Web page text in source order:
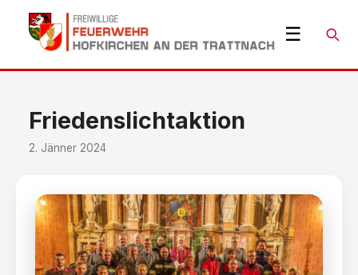
☰ Suche
Friedenslichtaktion
2. Jänner 2024